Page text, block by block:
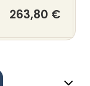
263,80 €